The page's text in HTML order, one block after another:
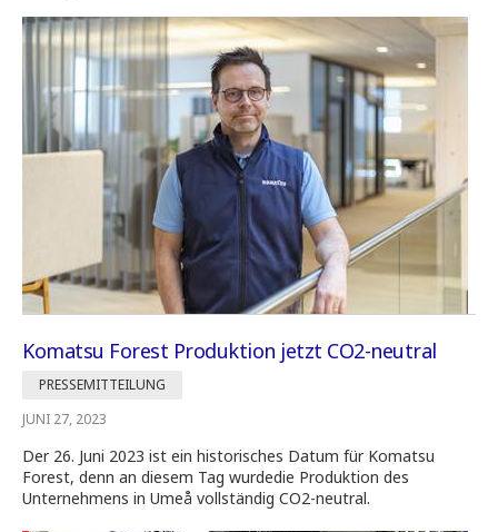
Komatsu Forest Produktion jetzt CO2-neutral
PRESSEMITTEILUNG
JUNI 27, 2023
Der 26. Juni 2023 ist ein historisches Datum für Komatsu
Forest, denn an diesem Tag wurdedie Produktion des
Unternehmens in Umeå vollständig CO2-neutral.